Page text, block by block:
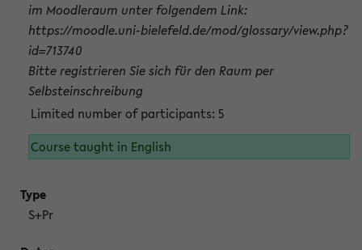
im Moodleraum unter folgendem Link:
https://moodle.uni-bielefeld.de/mod/glossary/view.php?
id=713740
Bitte registrieren Sie sich für den Raum per
Selbsteinschreibung
Limited number of participants: 5
Course taught in English
S+Pr